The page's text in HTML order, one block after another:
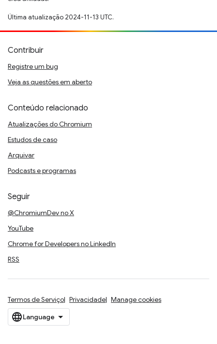
Última atualização 2024-11-13 UTC.
Contribuir
Registre um bug
Veja as questões em aberto
Conteúdo relacionado
Atualizações do Chromium
Estudos de caso
Arquivar
Podcasts e programas
Seguir
@ChromiumDev no X
YouTube
Chrome for Developers no LinkedIn
RSS
Termos de Serviço Privacidade Manage cookies